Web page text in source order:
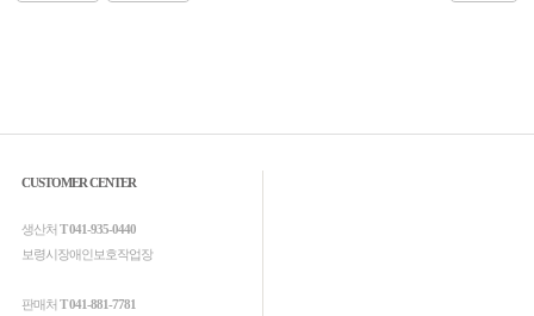
CUSTOMER CENTER
생산처 T 041-935-0440
보령시장애인보호작업장
판매처 T 041-881-7781